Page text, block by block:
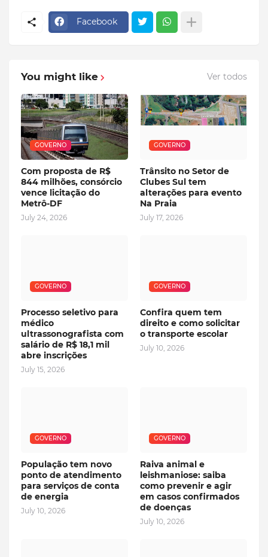
Facebook
You might like Ver todos
GOVERNO
Com proposta de R$
844 milhões, consórcio
vence licitação do
Metrô-DF
July 24, 2026
GOVERNO
Trânsito no Setor de
Clubes Sul tem
alterações para evento
Na Praia
July 17, 2026
GOVERNO
Processo seletivo para
médico
ultrassonografista com
salário de R$ 18,1 mil
abre inscrições
July 15, 2026
GOVERNO
Confira quem tem
direito e como solicitar
o transporte escolar
July 10, 2026
GOVERNO
População tem novo
ponto de atendimento
para serviços de conta
de energia
July 10, 2026
GOVERNO
Raiva animal e
leishmaniose: saiba
como prevenir e agir
em casos confirmados
de doenças
July 10, 2026